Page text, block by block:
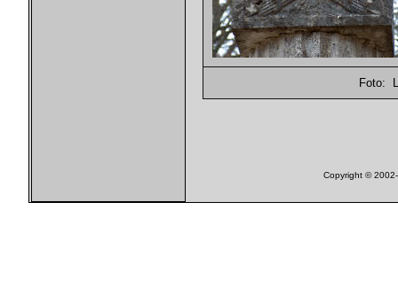
Foto:
Copyright ©